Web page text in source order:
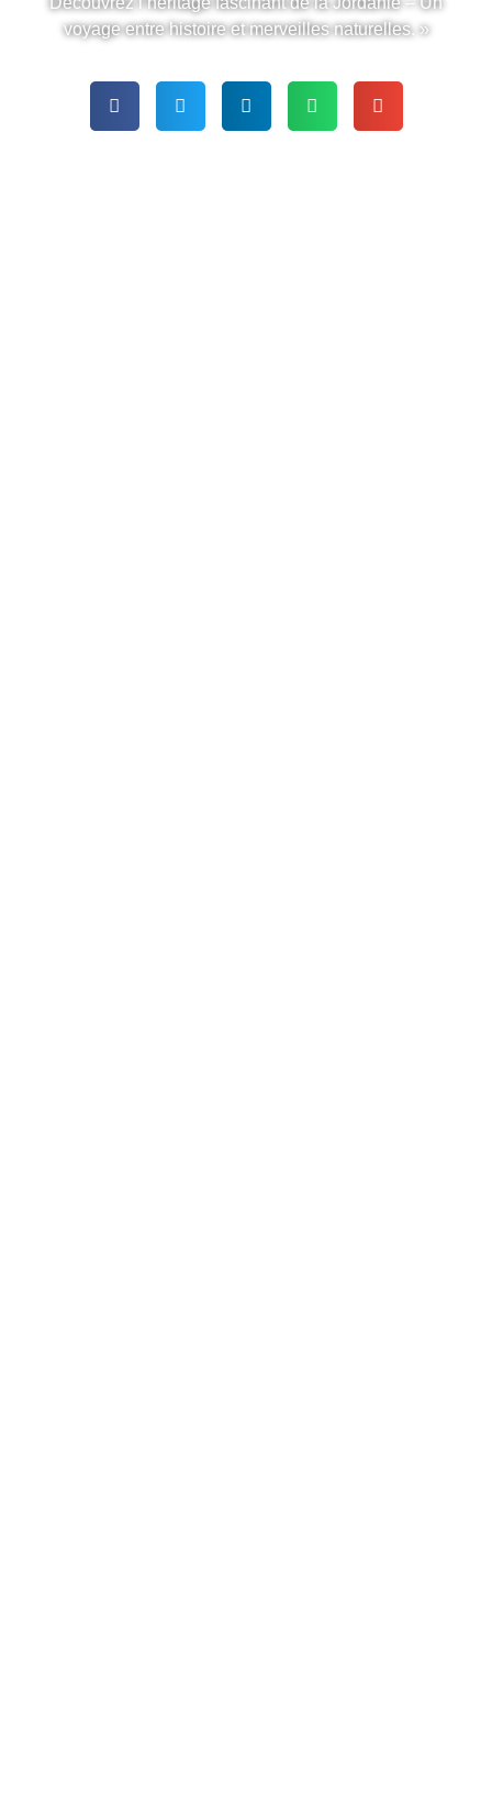
voyage entre histoire et merveilles naturelles. »